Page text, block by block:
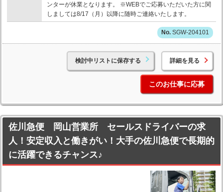
ンターが休業となります。 ※WEBでご応募いただいた方に関
しましては8/17（月）以降に随時ご連絡いたします。
SGW-204101
検討中リストに保存する 詳細を見る
このお仕事に応募
佐川急便 岡山営業所 セールスドライバーの求
人！安定収入と働きがい！大手の佐川急便で長期的
に活躍できるチャンス♪